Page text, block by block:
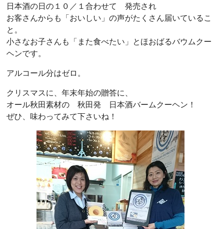
日本酒の日の１０／１合わせて 発売され
お客さんからも「おいしい」の声がたくさん届いているこ
と。
小さなお子さんも「また食べたい」とほおばるバウムクー
ヘンです。
アルコール分はゼロ。
クリスマスに、年末年始の贈答に、
オール秋田素材の 秋田発 日本酒バームクーヘン！
ぜひ、味わってみて下さいね！